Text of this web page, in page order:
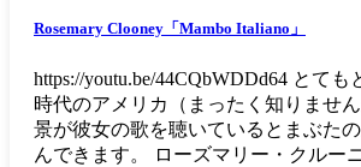
Rosemary Clooney「Mambo Italiano」
https://youtu.be/44CQbWDDd64 とて
時代のアメリカ（まったく知りませ
景が彼女の歌を聴いているとまぶた
んできます。 ローズマリー・クルー